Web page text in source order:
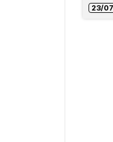
23/